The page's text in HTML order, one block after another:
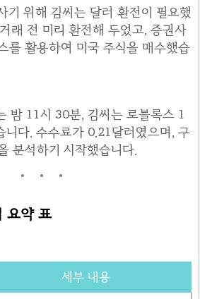
기 위해 김씨는 달러 환전이 필요했
래 전 미리 환전해 두었고, 증권사
를 활용하여 미국 주식을 매수했습
밤 11시 30분, 김씨는 로블록스 1
니다. 수수료가 0.21달러였으며, 구
분석하기 시작했습니다.
요약 표
세부 내용